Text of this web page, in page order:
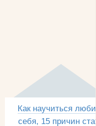
Как научиться
себя, 15 причин